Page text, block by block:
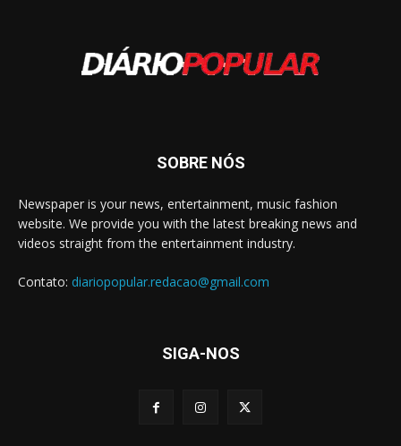
SOBRE NÓS
Newspaper is your news, entertainment, music fashion
website. We provide you with the latest breaking news and
videos straight from the entertainment industry.
Contato: diariopopular.redacao@gmail.com
SIGA-NOS